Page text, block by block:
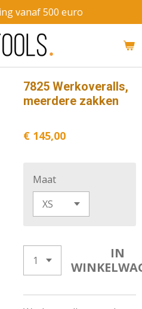
vanaf 500 euro
7825 Werkoveralls,
meerdere zakken
€ 145,00
Maat
IN